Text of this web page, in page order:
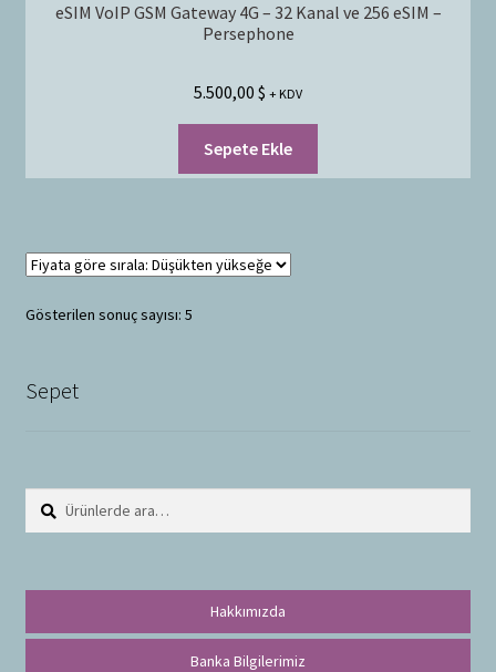
eSIM VoIP GSM Gateway 4G – 32 Kanal ve 256 eSIM –
Persephone
5.500,00 $ + KDV
Sepete Ekle
Gösterilen sonuç sayısı: 5
Sepet
Ara:
Hakkımızda
Banka Bilgilerimiz